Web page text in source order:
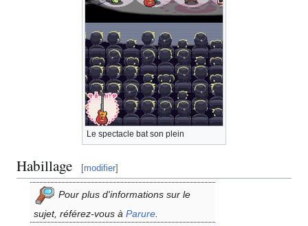
Le spectacle bat son plein
Habillage [modifier]
Pour plus d'informations sur le
sujet, référez-vous à Parure